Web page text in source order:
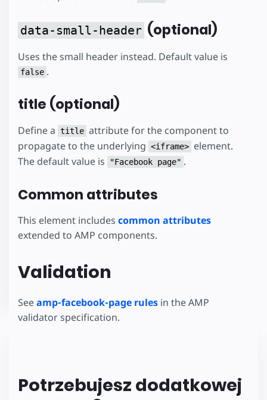
data-small-header (optional)
Uses the small header instead. Default value is
false .
title (optional)
Define a title attribute for the component to
propagate to the underlying <iframe> element.
The default value is
"Facebook page" .
Common attributes
This element includes common attributes
extended to AMP components.
Validation
Seeamp-facebook-page rules in the AMP
validator specification.
Potrzebujesz dodatkowej